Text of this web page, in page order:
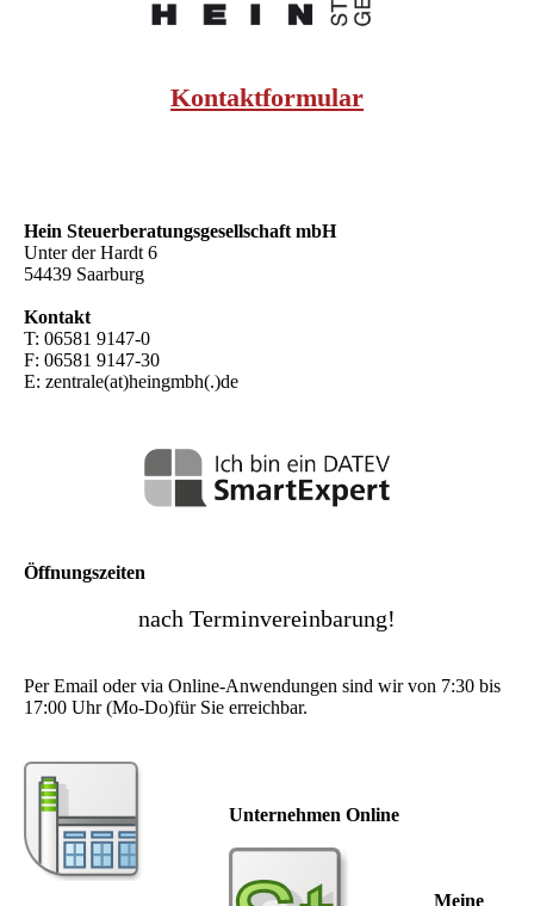
Kontaktformular
Hein Steuer­beratungs­gesellschaft mbH
Unter der Hardt 6
54439 Saarburg
Kontakt
T: 06581 9147-0
F: 06581 9147-30
E: zentrale(at)heingmbh(.)de
Öffnungszeiten
nach Terminvereinbarung!
Per Email oder via Online-Anwendungen sind wir von 7:30 bis
17:00 Uhr (Mo-Do)für Sie erreichbar.
Unternehmen Online
Meine